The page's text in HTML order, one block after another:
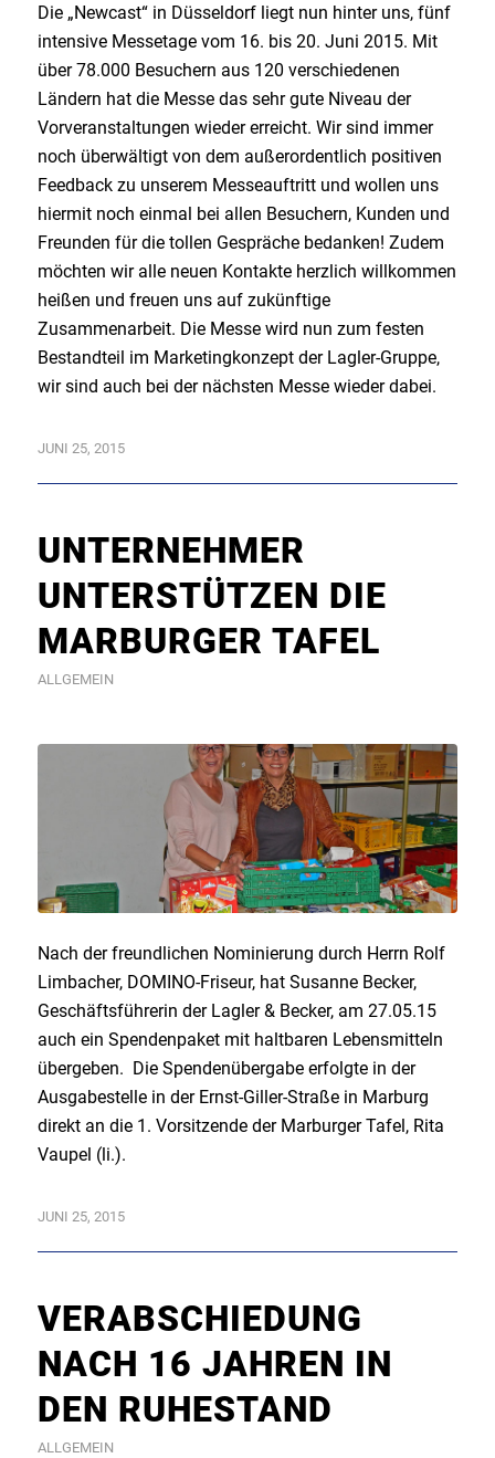
Die „Newcast“ in Düsseldorf liegt nun hinter uns, fünf
intensive Messetage vom 16. bis 20. Juni 2015. Mit
über 78.000 Besuchern aus 120 verschiedenen
Ländern hat die Messe das sehr gute Niveau der
Vorveranstaltungen wieder erreicht. Wir sind immer
noch überwältigt von dem außerordentlich positiven
Feedback zu unserem Messeauftritt und wollen uns
hiermit noch einmal bei allen Besuchern, Kunden und
Freunden für die tollen Gespräche bedanken! Zudem
möchten wir alle neuen Kontakte herzlich willkommen
heißen und freuen uns auf zukünftige
Zusammenarbeit. Die Messe wird nun zum festen
Bestandteil im Marketingkonzept der Lagler-Gruppe,
wir sind auch bei der nächsten Messe wieder dabei.
JUNI 25, 2015
UNTERNEHMER
UNTERSTÜTZEN DIE
MARBURGER TAFEL
ALLGEMEIN
Nach der freundlichen Nominierung durch Herrn Rolf
Limbacher, DOMINO-Friseur, hat Susanne Becker,
Geschäftsführerin der Lagler & Becker, am 27.05.15
auch ein Spendenpaket mit haltbaren Lebensmitteln
übergeben. Die Spendenübergabe erfolgte in der
Ausgabestelle in der Ernst-Giller-Straße in Marburg
direkt an die 1. Vorsitzende der Marburger Tafel, Rita
Vaupel (li.).
JUNI 25, 2015
VERABSCHIEDUNG
NACH 16 JAHREN IN
DEN RUHESTAND
ALLGEMEIN